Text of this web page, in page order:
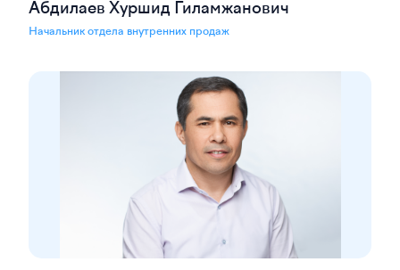
Абдилаев Хуршид Гиламжанович
Начальник отдела внутренних продаж